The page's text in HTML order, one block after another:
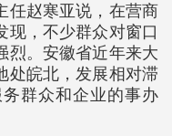
任赵寒亚说，在营商
现，不少群众对窗口
烈。安徽省近年来大
处皖北，发展相对滞
群众和企业的事办